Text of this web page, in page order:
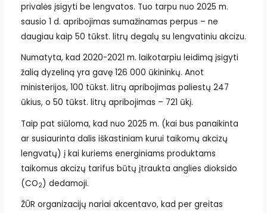
privalės įsigyti be lengvatos. Tuo tarpu nuo 2025 m.
sausio 1 d. apribojimas sumažinamas perpus – ne
daugiau kaip 50 tūkst. litrų degalų su lengvatiniu akcizu.
Numatyta, kad 2020-2021 m. laikotarpiu leidimą įsigyti
žalią dyzeliną yra gavę 126 000 ūkininkų. Anot
ministerijos, 100 tūkst. litrų apribojimas paliestų 247
ūkius, o 50 tūkst. litrų apribojimas – 721 ūkį.
Taip pat siūloma, kad nuo 2025 m. (kai bus panaikinta
ar susiaurinta dalis iškastiniam kurui taikomų akcizų
lengvatų) į kai kuriems energiniams produktams
taikomus akcizų tarifus būtų įtraukta anglies dioksido
(CO2) dedamoji.
ŽŪR organizacijų nariai akcentavo, kad per greitas